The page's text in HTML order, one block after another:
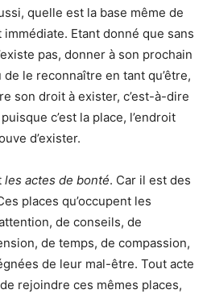
quelle est la base même de
Etant donné que sans
pas, donner à son prochain
le reconnaître en tant qu’être,
son droit à exister, c’est-à-dire
puisque c’est la place, l’endroit
d’exister.
les actes de bonté. Car il est des
places qu’occupent les
de conseils, de
de temps, de compassion,
de leur mal-être. Tout acte
rejoindre ces mêmes places,